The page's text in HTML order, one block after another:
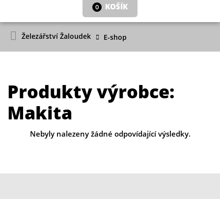
0 KOŠÍK
Železářství Žaloudek E-shop
Produkty výrobce:
Makita
Nebyly nalezeny žádné odpovídající výsledky.